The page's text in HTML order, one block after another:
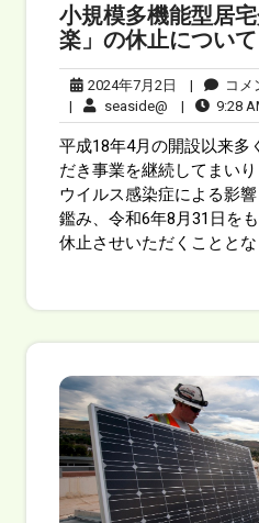
小規模多機能型居
楽」の休止について
2024年7月2日 |
コメ
|
seaside@ | 9:28
平成18年4月の開設以来多
だき事業を継続してまい
ウイルス感染症による影
鑑み、令和6年8月31日を
休止させいただくことと